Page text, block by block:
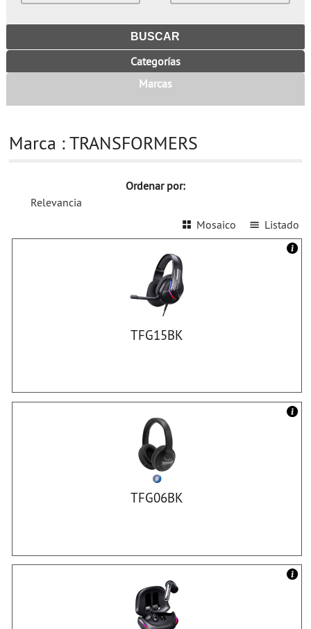
Categorías
Marcas
Marca : TRANSFORMERS
Ordenar por:
Relevancia
Listado
Mosaico
TFG15BK
TFG06BK